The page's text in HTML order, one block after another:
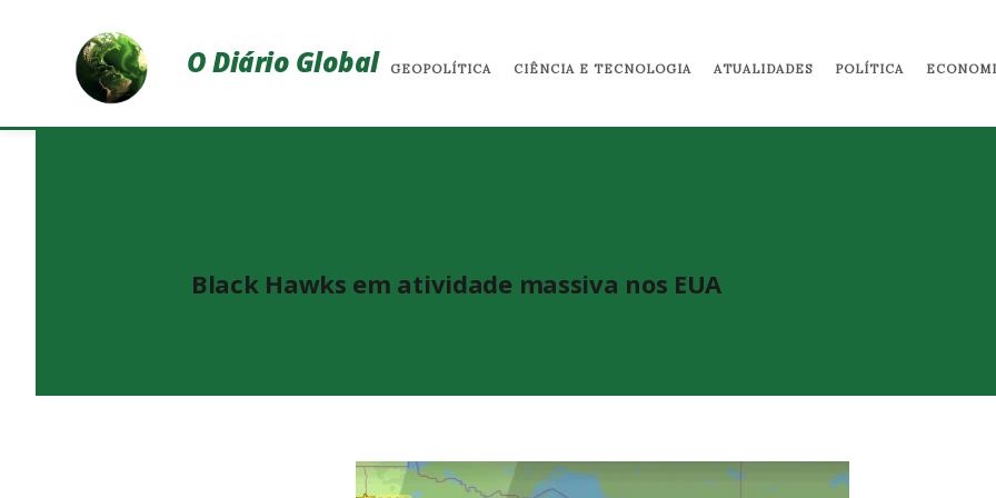
O Diário Global GEOPOLÍTICA CIÊNCIA E TECNOLOGIA ATUALIDADES POLÍTICA
Black Hawks em atividade massiva nos EUA